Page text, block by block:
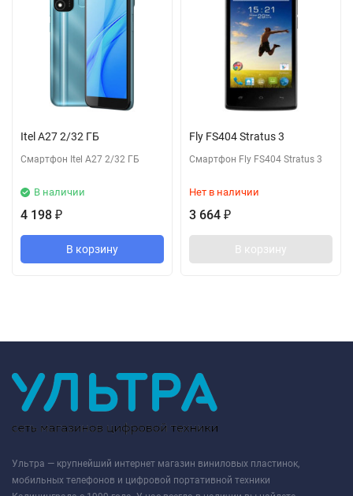
Itel A27 2/32 ГБ
Смартфон Itel A27 2/32 ГБ
В наличии
4 198 ₽
В корзину
Fly FS404 Stratus 3
Смартфон Fly FS404 Stratus 3
Нет в наличии
3 664 ₽
В корзину
Ультра — крупнейший интернет магазин виниловых пластинок,
мобильных телефонов и цифровой портативной техники